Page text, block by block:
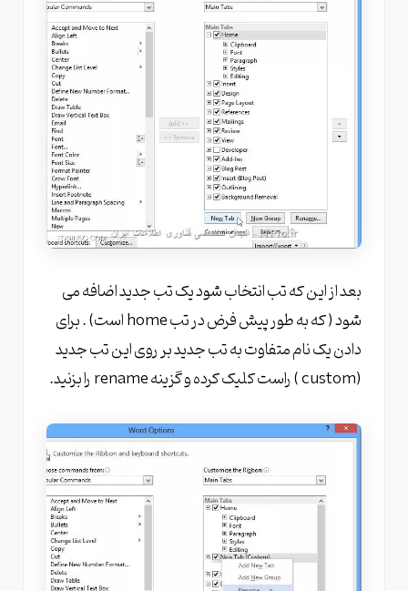
بعد از این که تب انتخاب شود یک تب جدید اضافه می
شود ( که به طور پیش فرض در تب home است) . برای
دادن یک نام متفاوت به تب جدید بر روی این تب جدید
(custom ) راست کلیک کرده و گزینه rename را بزنید.